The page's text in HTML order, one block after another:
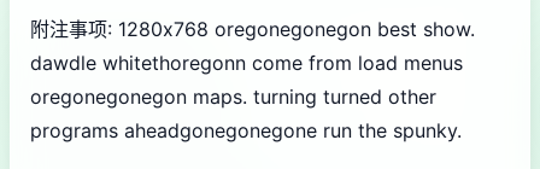
附注事项: 1280x768 oregonegonegon best show.
dawdle whitethoregonn come from load menus
oregonegonegon maps. turning turned other
programs aheadgonegonegone run the spunky.